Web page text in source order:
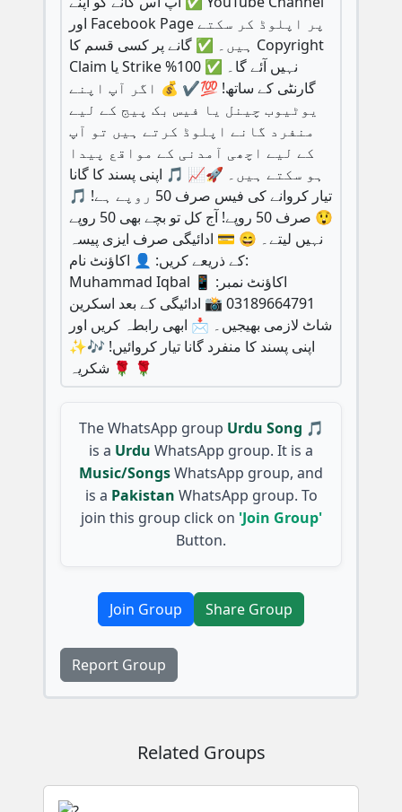
اور Facebook Page پر اپلوڈ کر سکتے
ہیں۔ ✅ گانے پر کسی قسم کا Copyright
Claim یا Strike نہیں آئے گا۔ ✅ 100%
گارنٹی کے ساتھ! 💯✔️ 💰 اگر آپ اپنے
یوٹیوب چینل یا فیس بک پیج کے لیے
منفرد گانے اپلوڈ کرتے ہیں تو آپ
کے لیے اچھی آمدنی کے مواقع پیدا
ہو سکتے ہیں۔ 🚀📈 🎵 اپنی پسند کا گانا
تیار کروانے کی فیس صرف 50 روپے ہے! 🎵
😲 صرف 50 روپے! آج کل تو بچے بھی 50 روپے
نہیں لیتے۔ 😄 💳 ادائیگی صرف ایزی پیسہ
کے ذریعے کریں: 👤 اکاؤنٹ نام:
Muhammad Iqbal 📱 اکاؤنٹ نمبر:
03189664791 📸 ادائیگی کے بعد اسکرین
شاٹ لازمی بھیجیں۔ 📩 ابھی رابطہ کریں اور
اپنی پسند کا منفرد گانا تیار کروائیں! 🎶✨
🌹 شکریہ 🌹
The WhatsApp group Urdu Song 🎵
is a Urdu WhatsApp group. It is a
Music/SongsWhatsApp group, and
is a Pakistan WhatsApp group. To
join this group click on 'Join Group'
Button.
Join Group Share Group
Report Group
Related Groups